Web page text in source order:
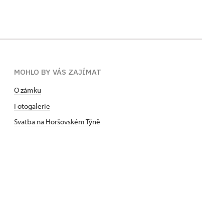
MOHLO BY VÁS ZAJÍMAT
O zámku
Fotogalerie
Svatba na Horšovském Týně